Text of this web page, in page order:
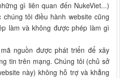
gì liên quan đến NukeViet...)
tôi điều hành website cũng
làm và không được phép làm gì
nguồn được phát triển để xây
tin trên mạng. Chúng tôi (chủ sở
này) không hỗ trợ và khẳng